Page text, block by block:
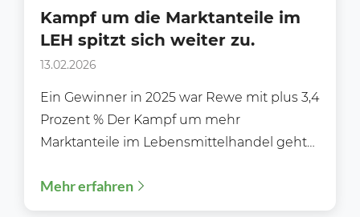
Kampf um die Marktanteile im
LEH spitzt sich weiter zu.
13.02.2026
Ein Gewinner in 2025 war Rewe mit plus 3,4
Prozent % Der Kampf um mehr
Marktanteile im Lebensmittelhandel geht
Mehr erfahren